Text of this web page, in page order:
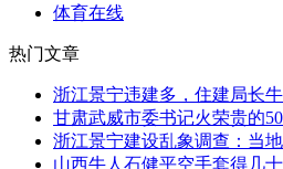
体育在线
热门文章
浙江景宁违建多，住建局长
甘肃武威市委书记火荣贵的
浙江景宁建设乱象调查：当
山西牛人石健平空手套得几